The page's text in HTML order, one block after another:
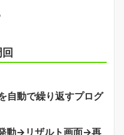
自動で繰り返すプログ
動→リザルト画面→再